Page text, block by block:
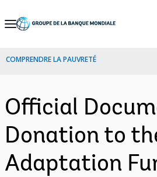
Skip
Navigation
COMPRENDRE LA PAUVRETÉ
Official
Donation to
Adaptation